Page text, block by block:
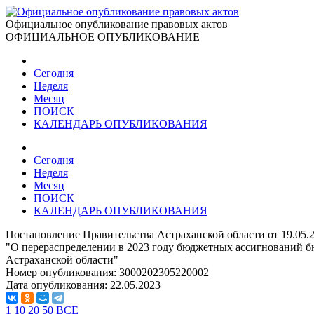
Официальное опубликование правовых актов
ОФИЦИАЛЬНОЕ ОПУБЛИКОВАНИЕ
Сегодня
Неделя
Месяц
ПОИСК
КАЛЕНДАРЬ ОПУБЛИКОВАНИЯ
Сегодня
Неделя
Месяц
ПОИСК
КАЛЕНДАРЬ ОПУБЛИКОВАНИЯ
Постановление Правительства Астраханской области от
"О перераспределении в 2023 году бюджетных ассигнований
Астраханской области"
Номер опубликования: 3000202305220002
Дата опубликования: 22.05.2023
1 10 20 50 ВСЕ